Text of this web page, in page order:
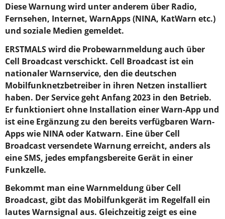
Diese Warnung wird unter anderem über Radio,
Fernsehen, Internet, WarnApps (NINA, KatWarn etc.)
und soziale Medien gemeldet.
ERSTMALS wird die Probewarnmeldung auch über
Cell Broadcast verschickt. Cell Broadcast ist ein
nationaler Warnservice, den die deutschen
Mobilfunknetzbetreiber in ihren Netzen installiert
haben. Der Service geht Anfang 2023 in den Betrieb.
Er funktioniert ohne Installation einer Warn-App und
ist eine Ergänzung zu den bereits verfügbaren Warn-
Apps wie NINA oder Katwarn. Eine über Cell
Broadcast versendete Warnung erreicht, anders als
eine SMS, jedes empfangsbereite Gerät in einer
Funkzelle.
Bekommt man eine Warnmeldung über Cell
Broadcast, gibt das Mobilfunkgerät im Regelfall ein
lautes Warnsignal aus. Gleichzeitig zeigt es eine